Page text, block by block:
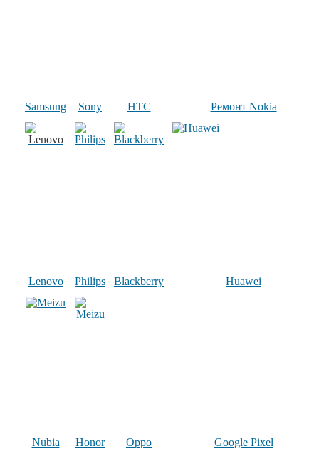
Samsung Sony HTC Ремонт Nokia
Lenovo Philips Blackberry Huawei
Nubia Honor Oppo Google Pixel